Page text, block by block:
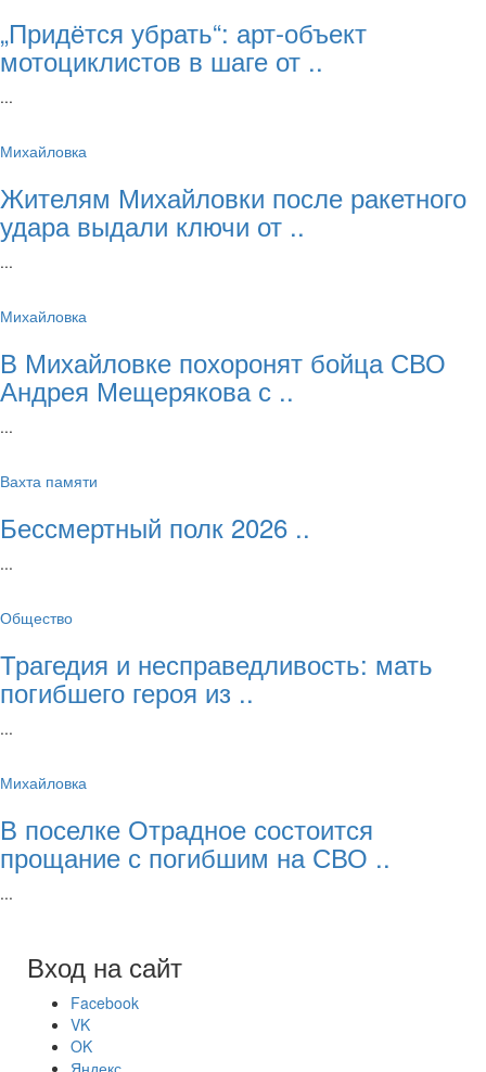
„Придётся убрать“: арт‑объект
мотоциклистов в шаге от ..
...
Михайловка
Жителям Михайловки после ракетного
удара выдали ключи от ..
...
Михайловка
В Михайловке похоронят бойца СВО
Андрея Мещерякова с ..
...
Вахта памяти
Бессмертный полк 2026 ..
...
Общество
Трагедия и несправедливость: мать
погибшего героя из ..
...
Михайловка
В поселке Отрадное состоится
прощание с погибшим на СВО ..
...
Вход на сайт
Facebook
VK
OK